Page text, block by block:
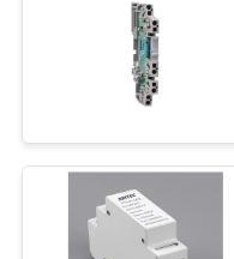
CONTACTEER
ONS
NIEUWS